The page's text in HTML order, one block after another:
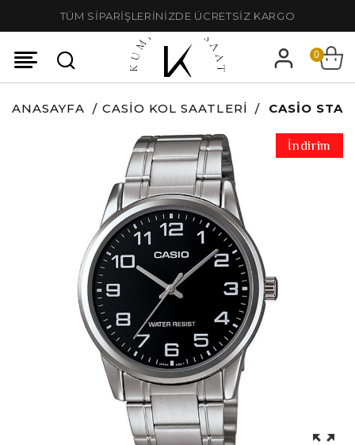
TÜM SİPARİŞLERİNİZDE ÜCRETSİZ KARGO
0
ANASAYFA CASIO KOL SAATLERI CASIO
İndirim